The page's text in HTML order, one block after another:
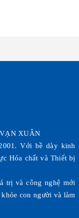
XUÂN
Với bề dày kinh
Hóa chất và Thiết bị
trị và công nghệ mới
con người và làm